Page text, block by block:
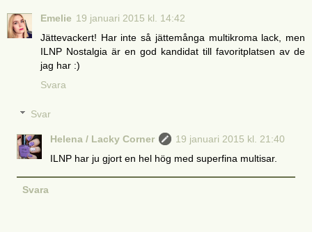
Emelie 19 januari 2015 kl. 14:42
Jättevackert! Har inte så jättemånga multikroma lack, men
ILNP Nostalgia är en god kandidat till favoritplatsen av de
jag har :)
Svara
Svar
Helena / Lacky Corner
19 januari 2015 kl. 21:40
ILNP har ju gjort en hel hög med superfina multisar.
Svara